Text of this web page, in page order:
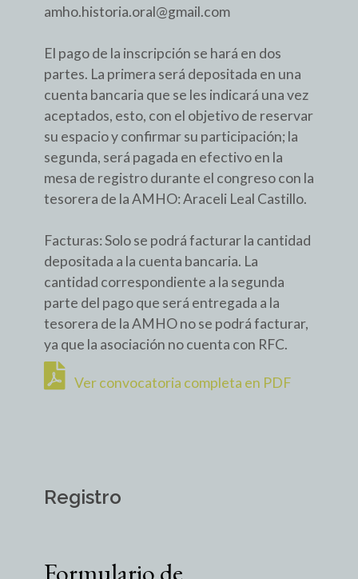
amho.historia.oral@gmail.com
El pago de la inscripción se hará en dos
partes. La primera será depositada en una
cuenta bancaria que se les indicará una vez
aceptados, esto, con el objetivo de reservar
su espacio y confirmar su participación; la
segunda, será pagada en efectivo en la
mesa de registro durante el congreso con la
tesorera de la AMHO: Araceli Leal Castillo.
Facturas: Solo se podrá facturar la cantidad
depositada a la cuenta bancaria. La
cantidad correspondiente a la segunda
parte del pago que será entregada a la
tesorera de la AMHO no se podrá facturar,
ya que la asociación no cuenta con RFC.
Ver convocatoria completa en PDF
Registro